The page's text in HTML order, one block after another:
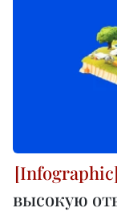
высокую